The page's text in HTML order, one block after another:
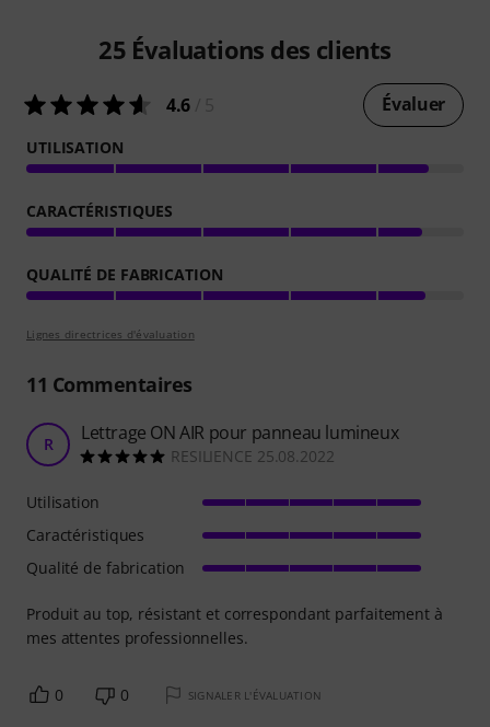
25 Évaluations des clients
4.6 Évaluer
UTILISATION
CARACTÉRISTIQUES
QUALITÉ DE FABRICATION
Lignes directrices d'évaluation
11 Commentaires
R Lettrage ON AIR pour panneau lumineux
RESILIENCE 25.08.2022
Produit au top, résistant et correspondant parfaitement à
mes attentes professionnelles.
Utilisation
Caractéristiques
Qualité de fabrication
0 0 SIGNALER L'ÉVALUATION